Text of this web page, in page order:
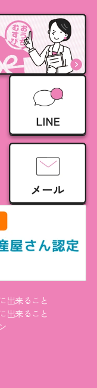
出来ること
出来ること